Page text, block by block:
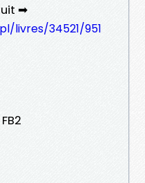
➡
livres/34521/951